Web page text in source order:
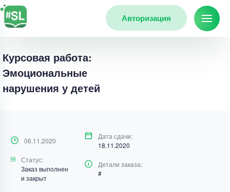
Авторизация
Курсовая работа:
Эмоциональные
нарушения у детей
06.11.2020
Дата сдачи:
18.11.2020
Статус:
Заказ выполнен
и закрыт
Детали заказа:
#